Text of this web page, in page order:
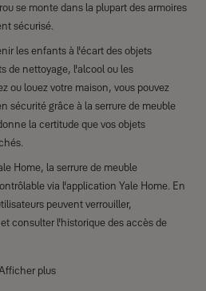
se monte dans la plupart des armoires
sécurisé.
les enfants à l'écart des objets
de nettoyage, l'alcool ou les
ou louez votre maison, vous pouvez
sécurité grâce à la serrure de meuble
la certitude que vos objets
Home, la serrure de meuble
via l'application Yale Home. En
peuvent verrouiller,
consulter l'historique des accès de
plus